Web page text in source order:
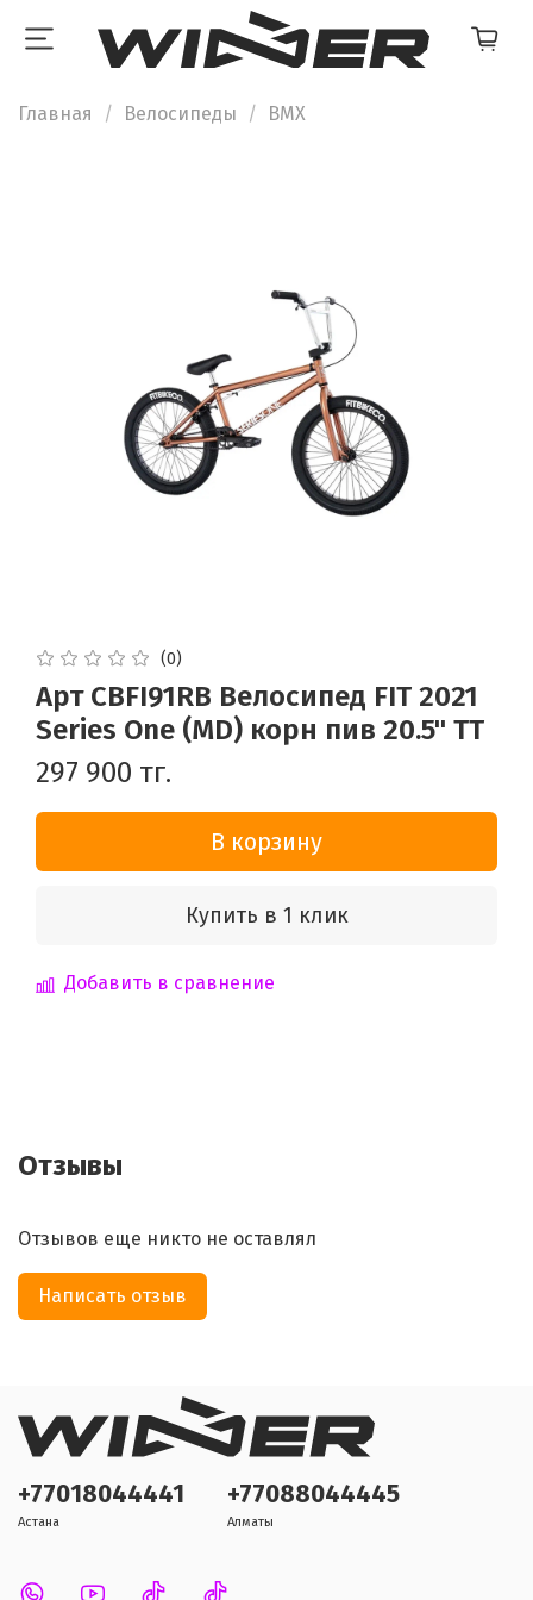
Главная Велосипеды BMX
(0)
Арт CBFI91RB Велосипед FIT 2021
Series One (MD) корн пив 20.5" TT
297 900 тг.
В корзину
Купить в 1 клик
Добавить в сравнение
Отзывы
Отзывов еще никто не оставлял
Написать отзыв
+77018044441
Астана
+77088044445
Алматы